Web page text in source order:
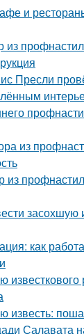
и
из
Пресли
из
из
засохшую
как
известь:
Салавата